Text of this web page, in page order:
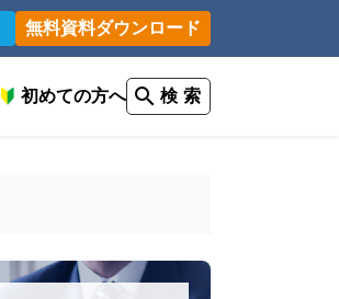
無料資料ダウンロード
初めての方へ 検 索